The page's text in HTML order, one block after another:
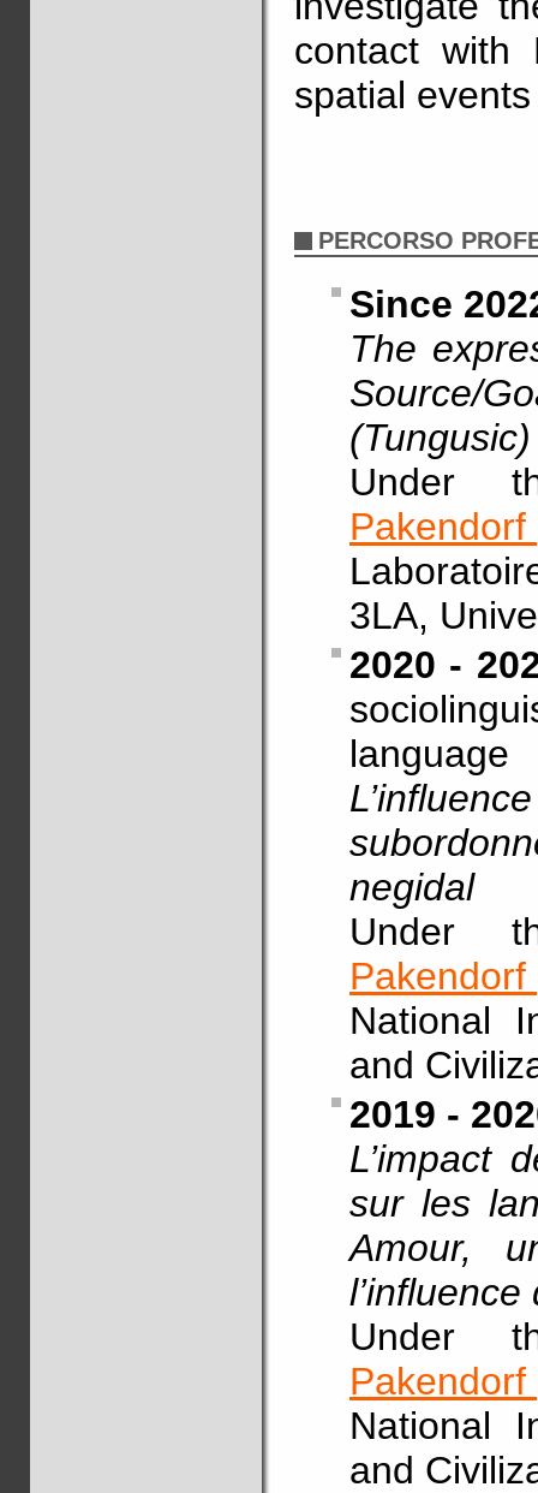
contact with
spatial
PERCORSO
Since
The
Source/
(Tungusic)
Under
Pakendorf
3LA,
2020 -
language
negidal
Under
Pakendorf
National
and
2019 -
L’impact
sur les
Amour,
Under
Pakendorf
National
and